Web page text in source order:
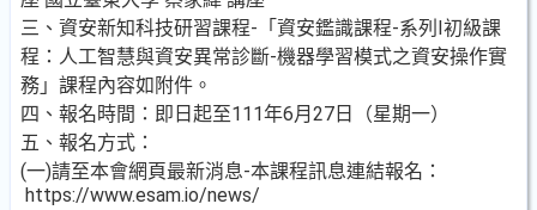
三、資安新知科技研習課程-「資安鑑識課程-系列Ⅰ初級課
程：人工智慧與資安異常診斷-機器學習模式之資安操作實
務」課程內容如附件。
四、報名時間：即日起至111年6月27日（星期一）
五、報名方式：
(一)請至本會網頁最新消息-本課程訊息連結報名：
https://www.esam.io/news/